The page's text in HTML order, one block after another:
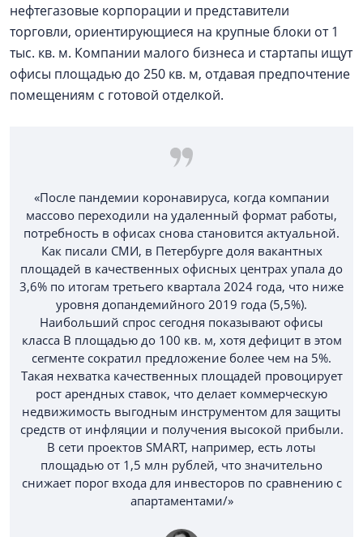
нефтегазовые корпорации и представители
торговли, ориентирующиеся на крупные блоки от 1
тыс. кв. м. Компании малого бизнеса и стартапы ищут
офисы площадью до 250 кв. м, отдавая предпочтение
помещениям с готовой отделкой.
«После пандемии коронавируса, когда компании
массово переходили на удаленный формат работы,
потребность в офисах снова становится актуальной.
Как писали СМИ, в Петербурге доля вакантных
площадей в качественных офисных центрах упала до
3,6% по итогам третьего квартала 2024 года, что ниже
уровня допандемийного 2019 года (5,5%).
Наибольший спрос сегодня показывают офисы
класса B площадью до 100 кв. м, хотя дефицит в этом
сегменте сократил предложение более чем на 5%.
Такая нехватка качественных площадей провоцирует
рост арендных ставок, что делает коммерческую
недвижимость выгодным инструментом для защиты
средств от инфляции и получения высокой прибыли.
В сети проектов SMART, например, есть лоты
площадью от 1,5 млн рублей, что значительно
снижает порог входа для инвесторов по сравнению с
апартаментами/»